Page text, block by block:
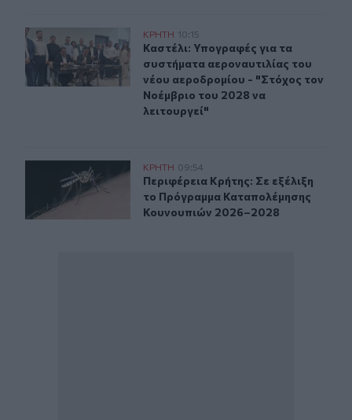
Καστέλι: Υπογραφές για τα συστήματα αεροναυτιλίας
ΚΡΗΤΗ 10:15
Καστέλι: Υπογραφές για τα
Καστέλι: Υπογραφές για τα
συστήματα αεροναυτιλίας του
νέου αεροδρομίου - "Στόχος τον
Νοέμβριο του 2028 να
λειτουργεί"
Περιφέρεια Κρήτης: Σε εξέλιξη το Πρόγραμμα
ΚΡΗΤΗ 09:54
Περιφέρεια Κρήτης: Σε εξέλιξη
Περιφέρεια Κρήτης: Σε εξέλιξη
το Πρόγραμμα Καταπολέμησης
Κουνουπιών 2026–2028